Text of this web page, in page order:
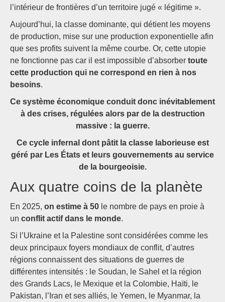
l’intérieur de frontières d’un territoire jugé « légitime ».
Aujourd’hui, la classe dominante, qui détient les moyens
de production, mise sur une production exponentielle afin
que ses profits suivent la même courbe. Or, cette utopie
ne fonctionne pas car il est impossible d’absorber toute
cette production qui ne correspond en rien à nos
besoins.
Ce système économique conduit donc inévitablement
à des crises, régulées alors par de la destruction
massive : la guerre.
Ce cycle infernal dont pâtit la classe laborieuse est
géré par Les États et leurs gouvernements au service
de la bourgeoisie.
Aux quatre coins de la planète
En 2025, on estime à 50 le nombre de pays en proie à
un conflit actif dans le monde.
Si l’Ukraine et la Palestine sont considérées comme les
deux principaux foyers mondiaux de conflit, d’autres
régions connaissent des situations de guerres de
différentes intensités : le Soudan, le Sahel et la région
des Grands Lacs, le Mexique et la Colombie, Haïti, le
Pakistan, l’Iran et ses alliés, le Yemen, le Myanmar, la